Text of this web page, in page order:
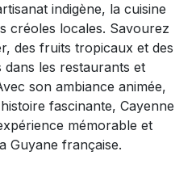
indigène, la cuisine
créoles locales. Savourez
des fruits tropicaux et des
les restaurants et
son ambiance animée,
fascinante, Cayenne
mémorable et
Guyane française.